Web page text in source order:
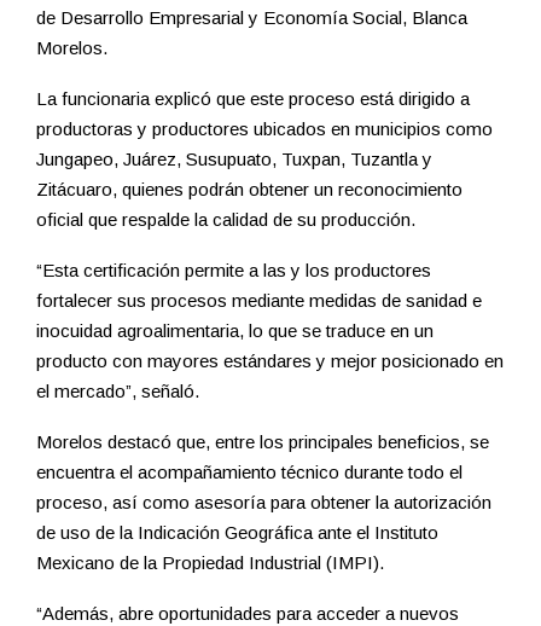
de Desarrollo Empresarial y Economía Social, Blanca
Morelos.
La funcionaria explicó que este proceso está dirigido a
productoras y productores ubicados en municipios como
Jungapeo, Juárez, Susupuato, Tuxpan, Tuzantla y
Zitácuaro, quienes podrán obtener un reconocimiento
oficial que respalde la calidad de su producción.
“Esta certificación permite a las y los productores
fortalecer sus procesos mediante medidas de sanidad e
inocuidad agroalimentaria, lo que se traduce en un
producto con mayores estándares y mejor posicionado en
el mercado”, señaló.
Morelos destacó que, entre los principales beneficios, se
encuentra el acompañamiento técnico durante todo el
proceso, así como asesoría para obtener la autorización
de uso de la Indicación Geográfica ante el Instituto
Mexicano de la Propiedad Industrial (IMPI).
“Además, abre oportunidades para acceder a nuevos